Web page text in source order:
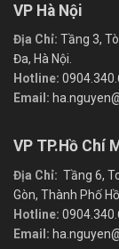
VP Hà Nội
Địa Chỉ: Tầng 3,
Đa, Hà Nội.
Hotline:
Email:
VP TP.Hồ Chí
Địa Chỉ: Tầng 6,
Gòn, Thành Phố
Hotline:
Email: